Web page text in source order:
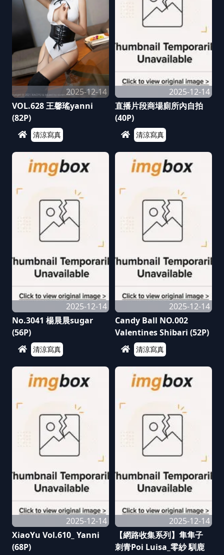
2025-12-14
VOL.628 王馨瑤yanni
(82P)
清涼寫真
2025-12-14
直播片段商場廁所內自拍
(40P)
清涼寫真
2025-12-14
No.3041 楊晨晨sugar
(56P)
清涼寫真
2025-12-14
Candy Ball NO.002
Valentines Shibari (52P)
清涼寫真
2025-12-14
XiaoYu Vol.610_ Yanni
(68P)
2025-12-14
【網路收集系列】隼隼子
刺青Poi Luisa_零紗 馴鹿